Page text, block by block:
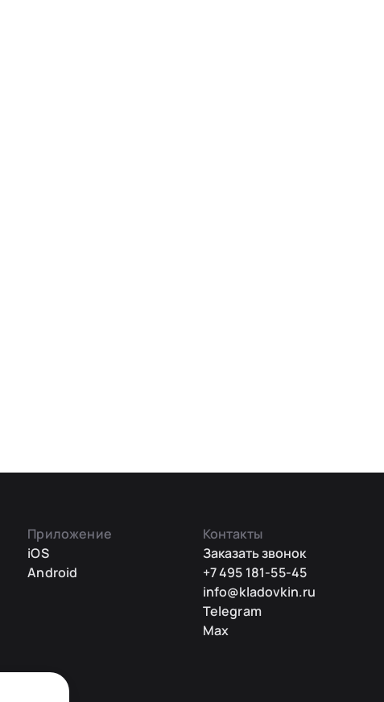
Приложение
iOS
Android
Контакты
Заказать звонок
+7 495 181-55-45
info@kladovkin.ru
Telegram
Max